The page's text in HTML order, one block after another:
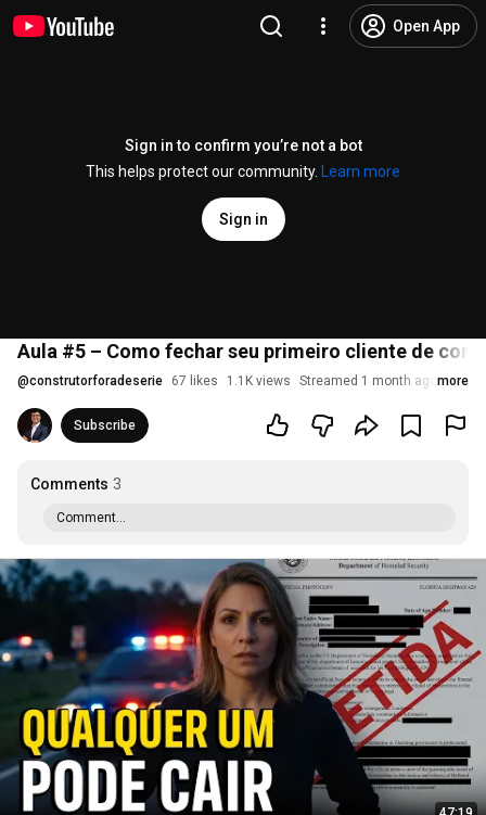
Open App
Sign in to confirm you’re not a bot
This helps protect our community.
Learn more
Sign in
Aula #5 – Como fechar seu primeiro cliente de
@construtorforadeserie 67 likes 1.1K views Streamed 1 month ago more
Subscribe
Comments 3
Comment...